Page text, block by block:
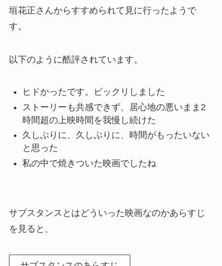
垣花正さんからすすめられて見に行ったようで
す。
以下のように酷評されています。
ヒドかったです。ビックリしました
ストーリーも共感できず、居心地の悪いまま2
時間超の上映時間を我慢し続けた
久しぶりに、久しぶりに、時間がもったいない
と思った
私の中で焼きついた映画でしたね
サブスタンスとはどういった映画なのかあらすじ
を見ると、